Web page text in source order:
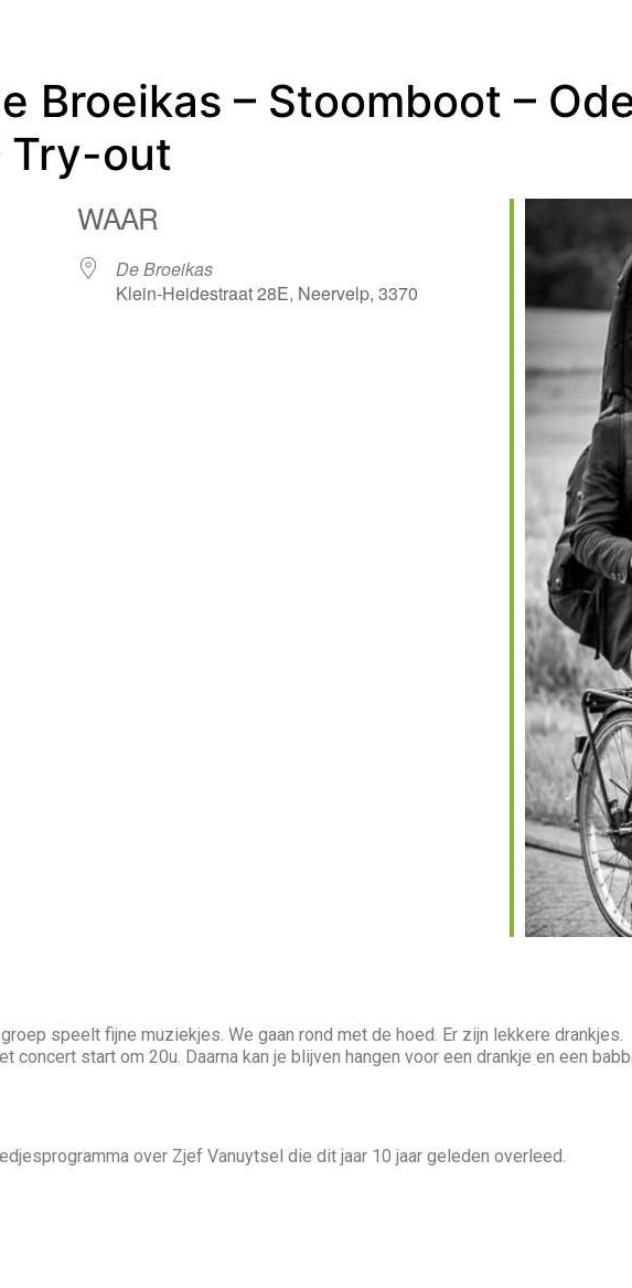
Broeikas – Stoomboot –
Try-out
WAAR
De Broeikas
Klein-Heidestraat 28E, Neervelp, 3370
speelt fijne muziekjes. We gaan rond met de hoed. Er zijn lekkere drankjes.
concert start om 20u. Daarna kan je blijven hangen voor een drankje en een
over Zjef Vanuytsel die dit jaar 10 jaar geleden overleed.